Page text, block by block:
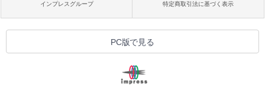
インプレスグループ 特定商取引法に基づく表示
PC版で見る